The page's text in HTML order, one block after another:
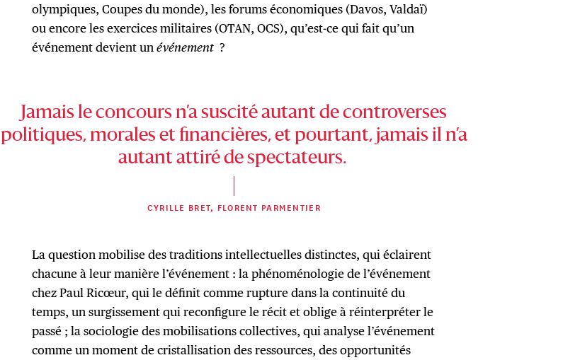
olympiques, Coupes du monde), les forums économiques (Davos, Valdaï)
ou encore les exercices militaires (OTAN, OCS), qu’est-ce qui fait qu’un
événement devient unévénement ?
Jamais le concours n’a suscité autant de controverses
politiques, morales et financières, et pourtant, jamais il n’a
autant attiré de spectateurs.
CYRILLE BRET, FLORENT PARMENTIER
La question mobilise des traditions intellectuelles distinctes, qui éclairent
chacune à leur manière l’événement : la phénoménologie de l’événement
chez Paul Ricœur, qui le définit comme rupture dans la continuité du
temps, un surgissement qui reconfigure le récit et oblige à réinterpréter le
passé ; la sociologie des mobilisations collectives, qui analyse l’événement
comme un moment de cristallisation des ressources, des opportunités